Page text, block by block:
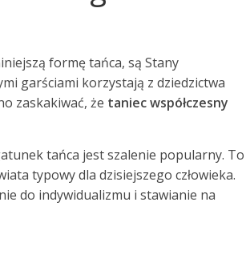
formę tańca, są Stany
garściami korzystają z dziedzictwa
zaskakiwać, że taniec współczesny
tańca jest szalenie popularny. To
typowy dla dzisiejszego człowieka.
do indywidualizmu i stawianie na